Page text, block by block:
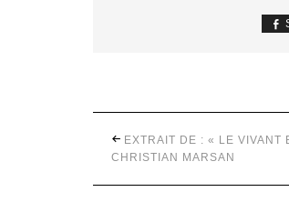
EXTRAIT DE : « LE VIVANT
CHRISTIAN MARSAN